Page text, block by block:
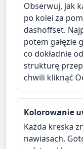
Obserwuj, jak
po kolei za
dashoffset.
potem gałęzie
co dokładnie
strukturę
chwili kliknąć
Kolorowanie
Każda kreska
nawiasach.